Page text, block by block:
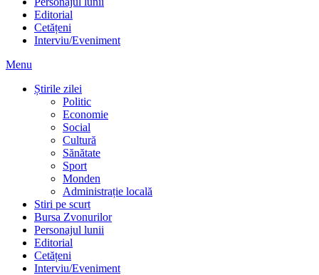
Editorial
Cetățeni
Interviu/Eveniment
Menu
Știrile zilei
Politic
Economie
Social
Cultură
Sănătate
Sport
Monden
Administrație locală
Stiri pe scurt
Bursa Zvonurilor
Personajul lunii
Editorial
Cetățeni
Interviu/Eveniment